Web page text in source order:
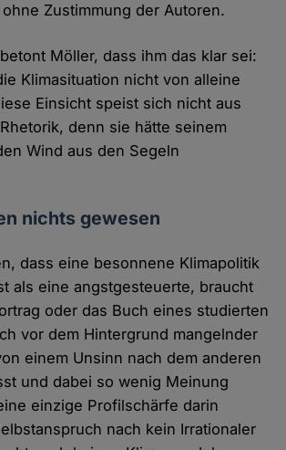
Zustimmung der Autoren.
Möller, dass ihm das klar sei:
Klimasituation nicht von alleine
Einsicht speist sich nicht aus
denn sie hätte seinem
Wind aus den Segeln
nichts gewesen
dass eine besonnene Klimapolitik
als eine angstgesteuerte, braucht
oder das Buch eines studierten
vor dem Hintergrund mangelnder
einem Unsinn nach dem anderen
und dabei so wenig Meinung
einzige Profilschärfe darin
nach kein Irrationaler